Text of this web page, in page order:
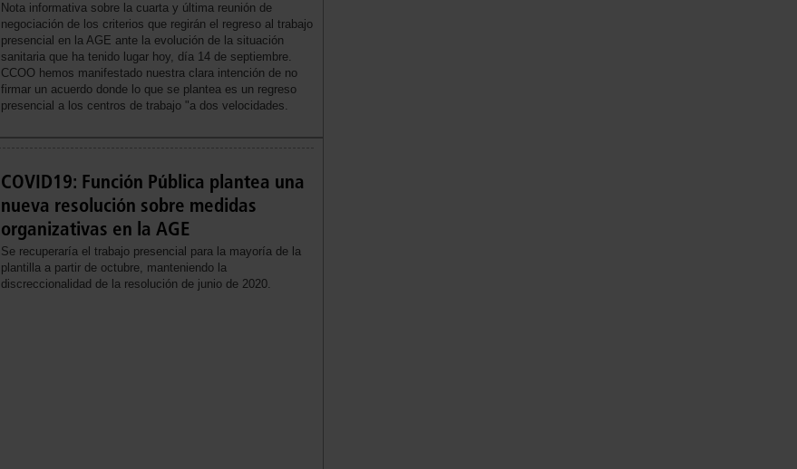
Nota informativa sobre la cuarta y última reunión de
negociación de los criterios que regirán el regreso al trabajo
presencial en la AGE ante la evolución de la situación
sanitaria que ha tenido lugar hoy, día 14 de septiembre.
CCOO hemos manifestado nuestra clara intención de no
firmar un acuerdo donde lo que se plantea es un regreso
presencial a los centros de trabajo "a dos velocidades.
COVID19: Función Pública plantea una
nueva resolución sobre medidas
organizativas en la AGE
Se recuperaría el trabajo presencial para la mayoría de la
plantilla a partir de octubre, manteniendo la
discreccionalidad de la resolución de junio de 2020.